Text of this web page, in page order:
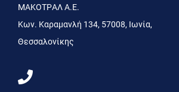
MΑΚΟΤΡΑΛ Α.Ε.
Kων. Kαραμανλή 134, 57008, Ιωνία,
Θεσσαλονίκης